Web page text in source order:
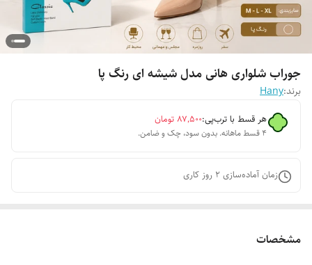
جوراب شلواری هانی مدل شیشه ای رنگ پا
برند:Hany
هر قسط با ترب‌پی:۸۷٬۵۰۰ تومان
۴ قسط ماهانه. بدون سود، چک و ضامن.
زمان آماده‌سازی 2 روز کاری
مشخصات